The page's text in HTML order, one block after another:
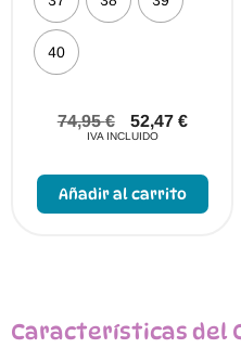
e
40
74,95€ 52,47 €
IVA INCLUIDO
Añadir al carrito
t
Características del